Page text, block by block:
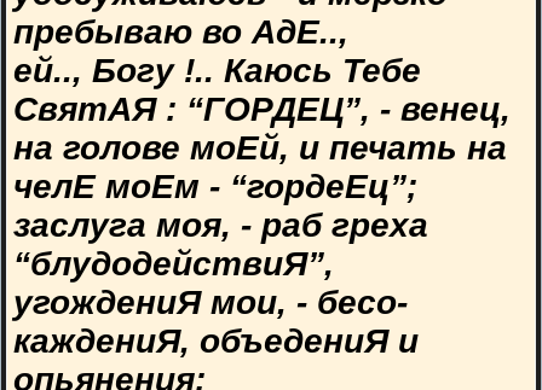
пребываю во АдЕ..,
ей.., Богу !.. Каюсь Тебе
СвятАЯ : “ГОРДЕЦ”, - венец,
на голове моЕй, и печать на
челЕ моЕм - “гордеЕц”;
заслуга моя, - раб греха
“блудодействиЯ”,
угождениЯ мои, - бесо-
каждениЯ, объедениЯ и
опьянения;